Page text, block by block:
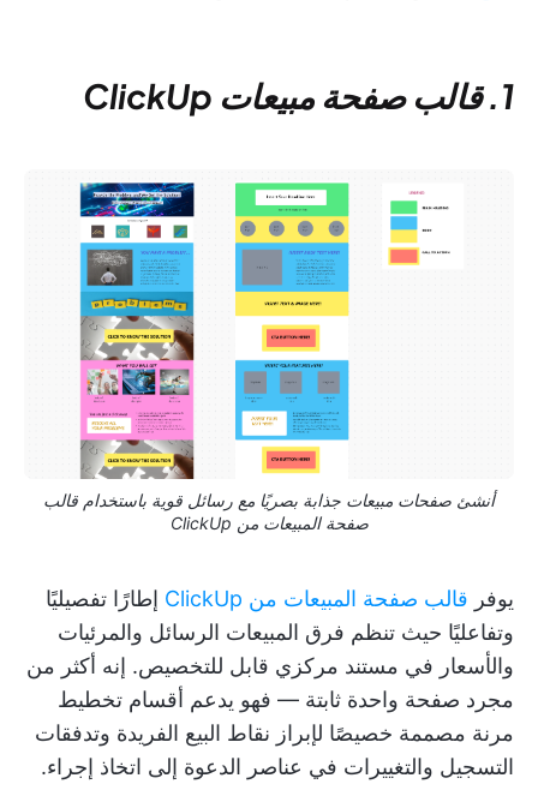
1. قالب صفحة مبيعات ClickUp
أنشئ صفحات مبيعات جذابة بصريًا مع رسائل قوية باستخدام قالب
صفحة المبيعات من ClickUp
يوفر قالب صفحة المبيعات من ClickUp
إطارًا تفصيليًا
وتفاعليًا حيث تنظم فرق المبيعات الرسائل والمرئيات
والأسعار في مستند مركزي قابل للتخصيص. إنه أكثر من
مجرد صفحة واحدة ثابتة — فهو يدعم أقسام تخطيط
مرنة مصممة خصيصًا لإبراز نقاط البيع الفريدة وتدفقات
التسجيل والتغييرات في عناصر الدعوة إلى اتخاذ إجراء.